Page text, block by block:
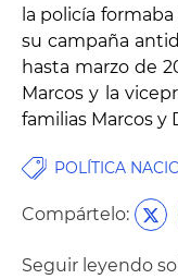
la policía
su campaña
hasta marzo de
Marcos y la
familias Marcos y
POLÍTICA
Compártelo:
Seguir leyendo